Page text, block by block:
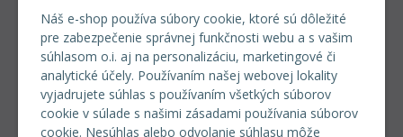
Náš e-shop používa súbory cookie, ktoré sú dôležité
pre zabezpečenie správnej funkčnosti webu a s vašim
súhlasom o.i. aj na personalizáciu, marketingové či
analytické účely. Používaním našej webovej lokality
vyjadrujete súhlas s používaním všetkých súborov
cookie v súlade s našimi zásadami používania súborov
cookie. Nesúhlas alebo odvolanie súhlasu môže
VŠETKO O NÁKUPE
REGISTRÁCIA VEĽKOOBCHOD
Formulár na odsúpenie od zmluvy
Doprava a platba
Všeobecné obchodné podmienky